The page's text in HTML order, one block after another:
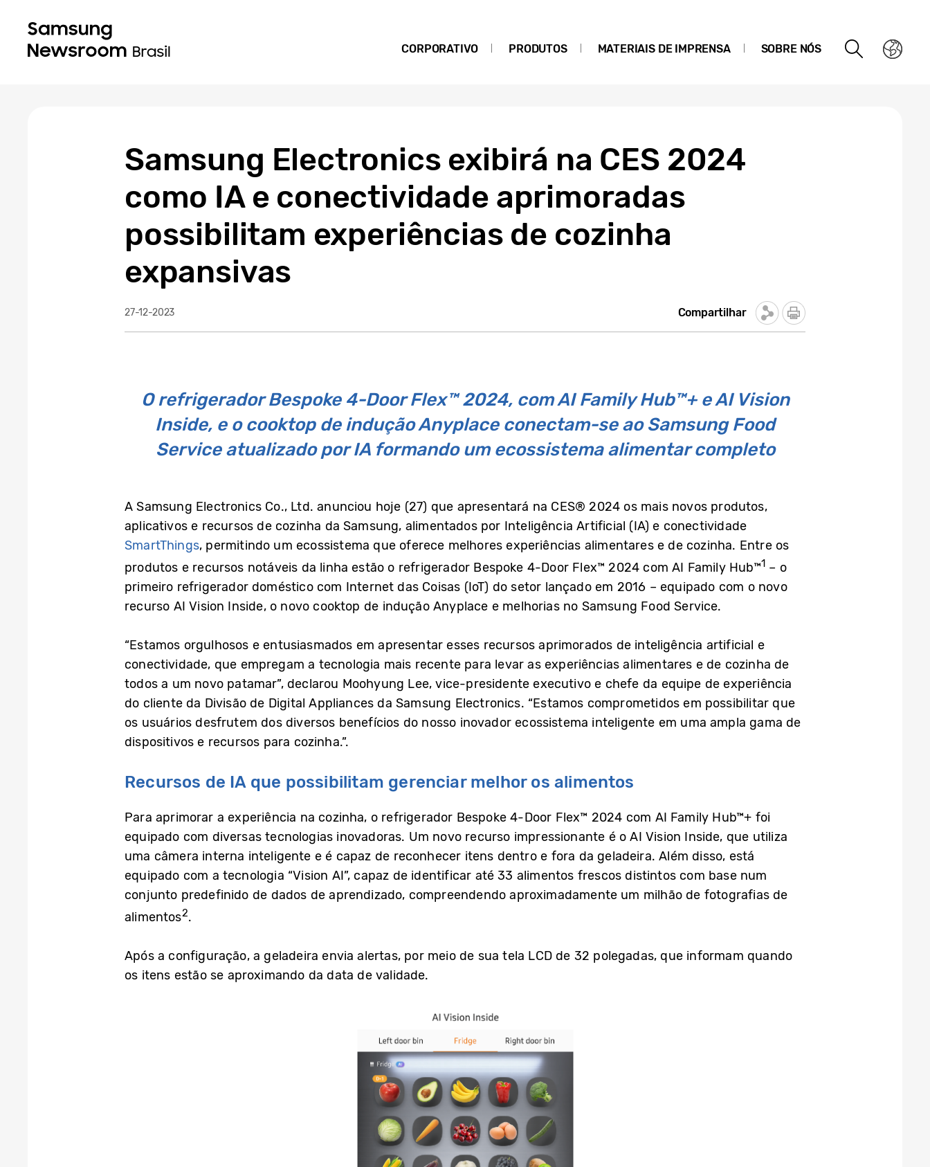
CORPORATIVO PRODUTOS MATERIAIS DE IMPRENSA SOBRE NÓS
Samsung Electronics exibirá na CES 2024
como IA e conectividade aprimoradas
possibilitam experiências de cozinha
expansivas
27-12-2023 Compartilhar
O refrigerador Bespoke 4-Door Flex™ 2024, com AI Family Hub™+ e AI Vision
Inside, e o cooktop de indução Anyplace conectam-se ao Samsung Food
Service atualizado por IA formando um ecossistema alimentar completo
A Samsung Electronics Co., Ltd. anunciou hoje (27) que apresentará na CES® 2024 os mais novos produtos,
aplicativos e recursos de cozinha da Samsung, alimentados por Inteligência Artificial (IA) e conectividade
SmartThings, permitindo um ecossistema que oferece melhores experiências alimentares e de cozinha. Entre os
produtos e recursos notáveis da linha estão o refrigerador Bespoke 4-Door Flex™ 2024 com AI Family Hub™1 – o
primeiro refrigerador doméstico com Internet das Coisas (IoT) do setor lançado em 2016 – equipado com o novo
recurso AI Vision Inside, o novo cooktop de indução Anyplace e melhorias no Samsung Food Service.
“Estamos orgulhosos e entusiasmados em apresentar esses recursos aprimorados de inteligência artificial e
conectividade, que empregam a tecnologia mais recente para levar as experiências alimentares e de cozinha de
todos a um novo patamar”, declarou Moohyung Lee, vice-presidente executivo e chefe da equipe de experiência
do cliente da Divisão de Digital Appliances da Samsung Electronics. “Estamos comprometidos em possibilitar que
os usuários desfrutem dos diversos benefícios do nosso inovador ecossistema inteligente em uma ampla gama de
dispositivos e recursos para cozinha.”.
Recursos de IA que possibilitam gerenciar melhor os alimentos
Para aprimorar a experiência na cozinha, o refrigerador Bespoke 4-Door Flex™ 2024 com AI Family Hub™+ foi
equipado com diversas tecnologias inovadoras. Um novo recurso impressionante é o AI Vision Inside, que utiliza
uma câmera interna inteligente e é capaz de reconhecer itens dentro e fora da geladeira. Além disso, está
equipado com a tecnologia “Vision AI”, capaz de identificar até 33 alimentos frescos distintos com base num
conjunto predefinido de dados de aprendizado, compreendendo aproximadamente um milhão de fotografias de
alimentos2.
Após a configuração, a geladeira envia alertas, por meio de sua tela LCD de 32 polegadas, que informam quando
os itens estão se aproximando da data de validade.